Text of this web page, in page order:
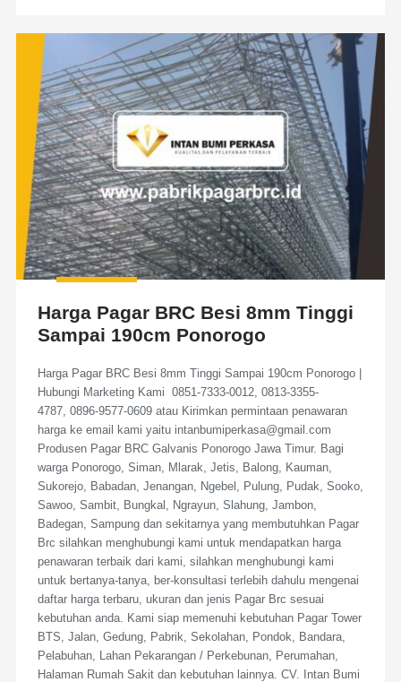
Harga Pagar BRC Besi 8mm Tinggi
Sampai 190cm Ponorogo
Harga Pagar BRC Besi 8mm Tinggi Sampai 190cm Ponorogo |
Hubungi Marketing Kami 0851-7333-0012, 0813-3355-
4787, 0896-9577-0609 atau Kirimkan permintaan penawaran
harga ke email kami yaitu intanbumiperkasa@gmail.com
Produsen Pagar BRC Galvanis Ponorogo Jawa Timur. Bagi
warga Ponorogo, Siman, Mlarak, Jetis, Balong, Kauman,
Sukorejo, Babadan, Jenangan, Ngebel, Pulung, Pudak, Sooko,
Sawoo, Sambit, Bungkal, Ngrayun, Slahung, Jambon,
Badegan, Sampung dan sekitarnya yang membutuhkan Pagar
Brc silahkan menghubungi kami untuk mendapatkan harga
penawaran terbaik dari kami, silahkan menghubungi kami
untuk bertanya-tanya, ber-konsultasi terlebih dahulu mengenai
daftar harga terbaru, ukuran dan jenis Pagar Brc sesuai
kebutuhan anda. Kami siap memenuhi kebutuhan Pagar Tower
BTS, Jalan, Gedung, Pabrik, Sekolahan, Pondok, Bandara,
Pelabuhan, Lahan Pekarangan / Perkebunan, Perumahan,
Halaman Rumah Sakit dan kebutuhan lainnya. CV. Intan Bumi